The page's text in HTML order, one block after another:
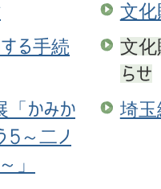
文化
る手続
文化
らせ
「かみか
5～二ノ
」
埼玉